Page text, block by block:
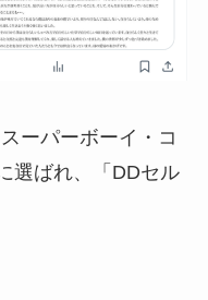
ーパーボーイ・コ
選ばれ、「DDセル